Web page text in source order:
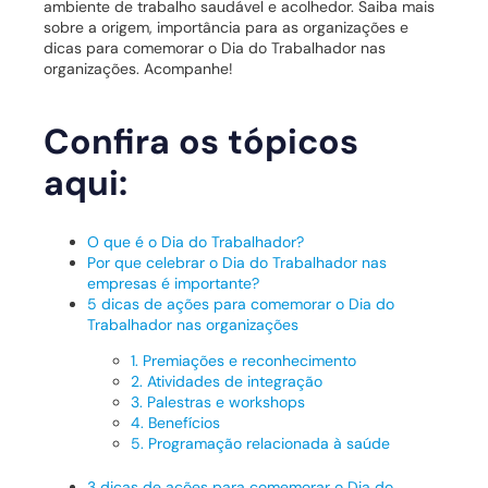
ambiente de trabalho saudável e acolhedor. Saiba mais
sobre a origem, importância para as organizações e
dicas para comemorar o Dia do Trabalhador nas
organizações. Acompanhe!
Confira os tópicos
aqui:
O que é o Dia do Trabalhador?
Por que celebrar o Dia do Trabalhador nas
empresas é importante?
5 dicas de ações para comemorar o Dia do
Trabalhador nas organizações
1. Premiações e reconhecimento
2. Atividades de integração
3. Palestras e workshops
4. Benefícios
5. Programação relacionada à saúde